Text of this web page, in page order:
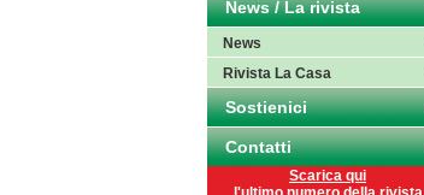
News / La rivista
News
Rivista La Casa
Sostienici
Contatti
Scarica qui